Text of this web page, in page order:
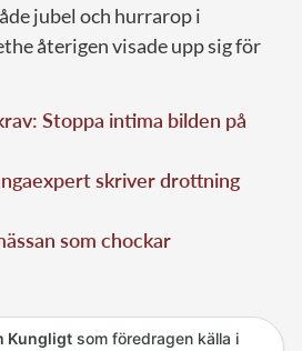
jubel och hurrarop i
återigen visade upp sig för
Stoppa intima bilden på
skriver drottning
som chockar
Kungligtsom föredragen källa i